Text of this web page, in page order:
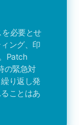
必要とせ
ング、印
Patch
の緊急対
り返し発
ことはあ